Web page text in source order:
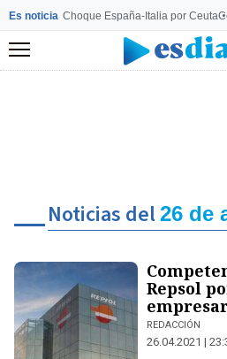
Es noticia Choque España-Italia por Ceuta
Menú
Noticias del26 de
Repsol
REDACCIÓN
26.04.2021 |